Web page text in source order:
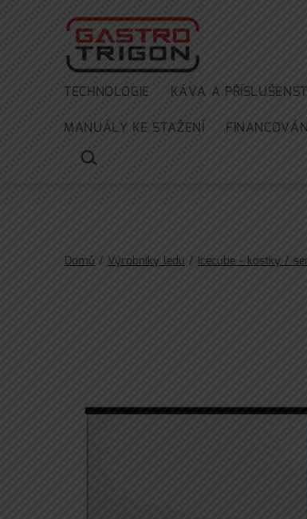
TECHNOLOGIE KÁVA A
MANUÁLY KE STAŽENÍ
HLEDAT
Domů/Výrobníky ledu/ Icecube - kostky /